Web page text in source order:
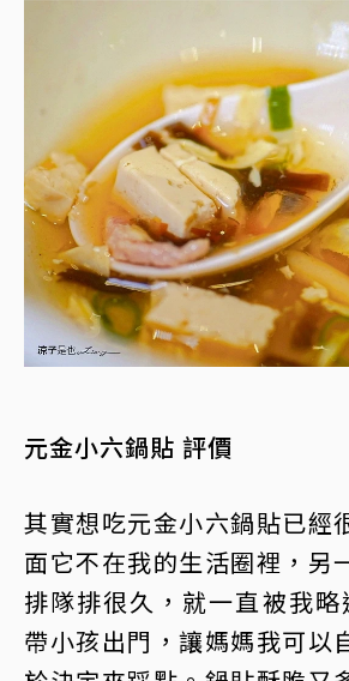
元金小六鍋貼 評價
其實想吃元金小六鍋貼已經
面它不在我的生活圈裡，另
排隊排很久，就一直被我略
帶小孩出門，讓媽媽我可以